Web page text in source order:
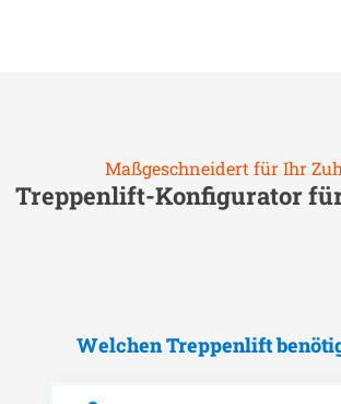
Maßgeschneidert für Ihr
Treppenlift-Konfigurator
Welchen Treppenlift